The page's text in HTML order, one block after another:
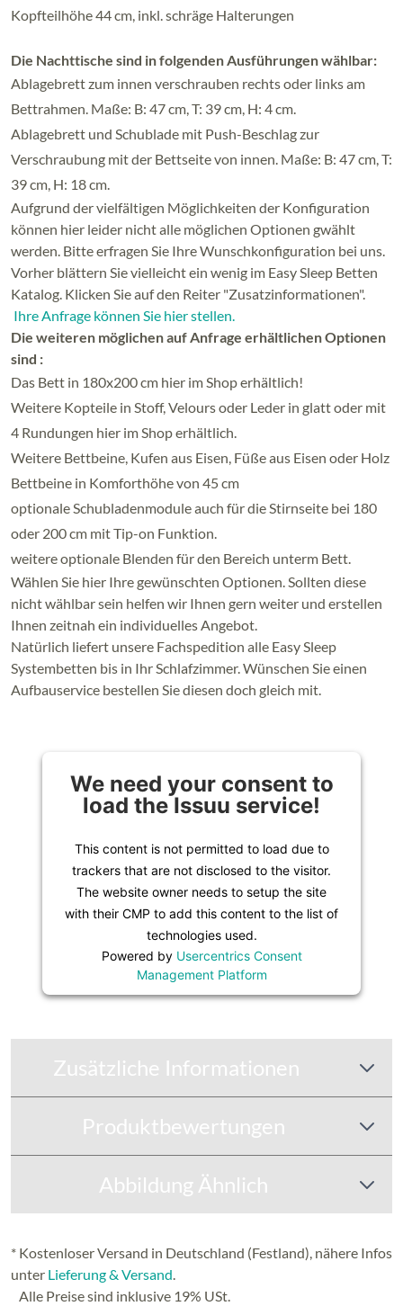
Kopfteilhöhe 44 cm, inkl. schräge Halterungen
Die Nachttische sind in folgenden Ausführungen wählbar:
Ablagebrett zum innen verschrauben rechts oder links am
Bettrahmen. Maße: B: 47 cm, T: 39 cm, H: 4 cm.
Ablagebrett und Schublade mit Push-Beschlag zur
Verschraubung mit der Bettseite von innen. Maße: B: 47 cm, T:
39 cm, H: 18 cm.
Aufgrund der vielfältigen Möglichkeiten der Konfiguration
können hier leider nicht alle möglichen Optionen gwählt
werden. Bitte erfragen Sie Ihre Wunschkonfiguration bei uns.
Vorher blättern Sie vielleicht ein wenig im Easy Sleep Betten
Katalog. Klicken Sie auf den Reiter "Zusatzinformationen".
Ihre Anfrage können Sie hier stellen.
Die weiteren möglichen auf Anfrage erhältlichen Optionen
sind :
Das Bett in 180x200 cm hier im Shop erhältlich!
Weitere Kopteile in Stoff, Velours oder Leder in glatt oder mit
4 Rundungen hier im Shop erhältlich.
Weitere Bettbeine, Kufen aus Eisen, Füße aus Eisen oder Holz
Bettbeine in Komforthöhe von 45 cm
optionale Schubladenmodule auch für die Stirnseite bei 180
oder 200 cm mit Tip-on Funktion.
weitere optionale Blenden für den Bereich unterm Bett.
Wählen Sie hier Ihre gewünschten Optionen. Sollten diese
nicht wählbar sein helfen wir Ihnen gern weiter und erstellen
Ihnen zeitnah ein individuelles Angebot.
Natürlich liefert unsere Fachspedition alle Easy Sleep
Systembetten bis in Ihr Schlafzimmer. Wünschen Sie einen
Aufbauservice bestellen Sie diesen doch gleich mit.
We need your consent to
load the Issuu service!
This content is not permitted to load due to
trackers that are not disclosed to the visitor.
The website owner needs to setup the site
with their CMP to add this content to the list of
technologies used.
Powered by Usercentrics Consent
Management Platform
Zusätzliche Informationen
Produktbewertungen
Abbildung Ähnlich
* Kostenloser Versand in Deutschland (Festland), nähere Infos
unter Lieferung & Versand.
Alle Preise sind inklusive 19% USt.